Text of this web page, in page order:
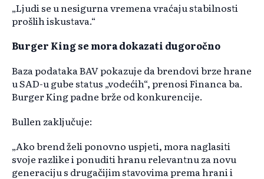
„Ljudi se u nesigurna vremena vraćaju stabilnosti
prošlih iskustava.“
Burger King se mora dokazati dugoročno
Baza podataka BAV pokazuje da brendovi brze hrane
u SAD-u gube status „vodećih“, prenosi Financa ba.
Burger King padne brže od konkurencije.
Bullen zaključuje:
„Ako brend želi ponovno uspjeti, mora naglasiti
svoje razlike i ponuditi hranu relevantnu za novu
generaciju s drugačijim stavovima prema hrani i